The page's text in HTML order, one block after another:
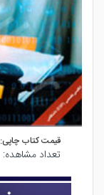
قیمت کتاب چاپی:
تعداد مشاهده: